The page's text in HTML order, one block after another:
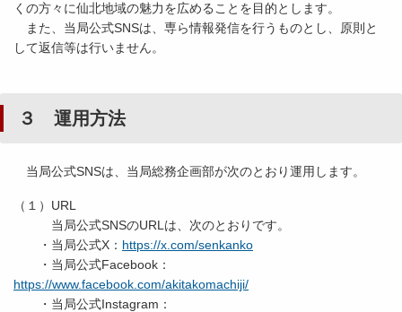
くの方々に仙北地域の魅力を広めることを目的とします。
また、当局公式SNSは、専ら情報発信を行うものとし、原則と
して返信等は行いません。
３ 運用方法
当局公式SNSは、当局総務企画部が次のとおり運用します。
（１）URL
当局公式SNSのURLは、次のとおりです。
・当局公式X： https://x.com/senkanko
・当局公式Facebook：
https://www.facebook.com/akitakomachiji/
・当局公式Instagram：